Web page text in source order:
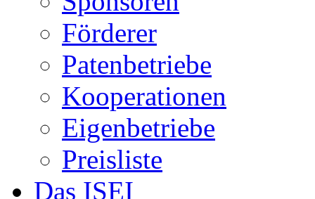
Förderer
Patenbetriebe
Kooperationen
Eigenbetriebe
Preisliste
Das ISEI